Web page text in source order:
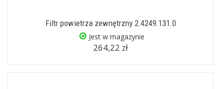
Filtr powietrza zewnętrzny 2.4249.131.0
Jest w magazynie
264,22 zł